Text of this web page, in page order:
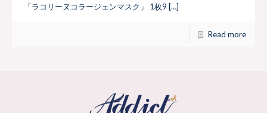
「ラコリーヌコラージェンマスク」 1枚9 […]
Read more